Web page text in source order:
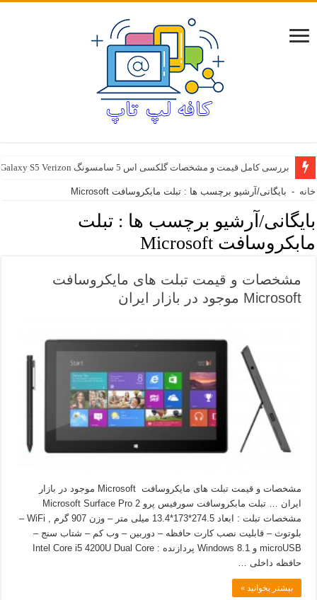
بررسی کامل قیمت و مشخصات گلکسی اس 5 سامسونگ Samsung Galaxy S5 Verizon
خانه - بایگانی/آرشیو برچسب ها : تبلت مابکروسافت Microsoft
بایگانی/آرشیو برچسب ها :تبلت
مابکروسافت Microsoft
مشخصات و قیمت تبلت های مایکروسافت
Microsoft موجود در بازار ایران
مشخصات و قیمت تبلت های مایکروسافت Microsoft موجود در بازار
مشخصات تبلت : ابعاد 274.5*173*13.4 میلی متر – وزن 907 گرم , WiFi –
بلوتوث – قابلیت نصب کارت حافظه – دوربین – وب کم – شتاب سنج –
microUSB و Windows 8.1 پردازنده : Intel Core i5 4200U Dual Core
حافظه داخلی …
بیشتر بخوانید »